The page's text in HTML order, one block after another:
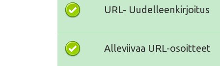
URL- Uudelleenkirjoitus
Alleviivaa URL-osoitteet